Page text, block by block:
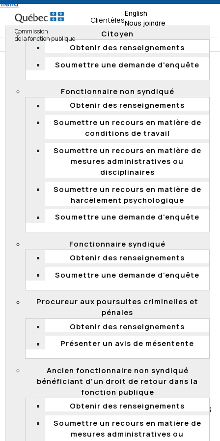
Commission
de la fonction publique
English
Nous joindre
Clientèles
Citoyen
Obtenir des renseignements
Soumettre une demande d'enquête
Fonctionnaire non syndiqué
Obtenir des renseignements
Soumettre un recours en matière de
conditions de travail
Soumettre un recours en matière de
mesures administratives ou
disciplinaires
Soumettre un recours en matière de
harcèlement psychologique
Soumettre une demande d'enquête
Fonctionnaire syndiqué
Obtenir des renseignements
Soumettre une demande d'enquête
Procureur aux poursuites criminelles et
pénales
Obtenir des renseignements
Présenter un avis de mésentente
Ancien fonctionnaire non syndiqué
bénéficiant d'un droit de retour dans la
fonction publique
Obtenir des renseignements
Soumettre un recours en matière de
mesures administratives ou
Accueil Documentation Décisions Décisions 2017
DÉCISIONS 2017
Correction raisonnable – Procédure
qualification en vue de la promotion
Le 27 novembre 2017, la Commission a rejeté l’appel
déposé, en vertu de l'article 35 de laLoi sur la fonction
publique
, par un candidat ayant échoué à une
procédure d’évaluation tenue par le ministère de la
qualification en vue de la promotion d’un chef d’unité
en établissement de détention, cadre, classe 7. Le
candidat estime que la correction de l’examen est
déraisonnable. Or, la Commission n’est pas de cet avis
et juge la correction raisonnable. En conséquence, le
candidat n’a pas réussi à démontrer que la procédure
d’une irrégularité.
Processus de qualification en vue de la promotion –
évaluation écrite – correction raisonnable – aucune
Rejet d’une demande de récusation et des
appels afférents
Le 6 novembre 2017, la Commission a rejeté séance